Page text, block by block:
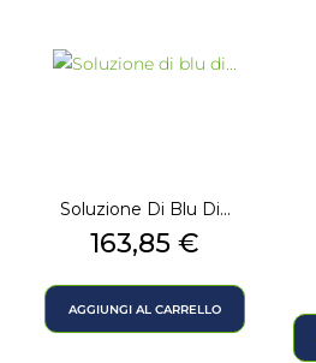
Soluzione Di Blu Di...
Prezzo
163,85 €
AGGIUNGI AL CARRELLO